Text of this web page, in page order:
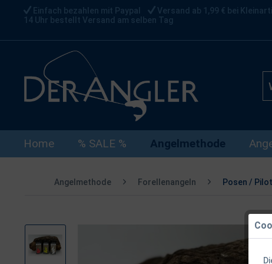
Einfach bezahlen mit Paypal Versand ab 1,99 € bei
14 Uhr bestellt Versand am selben Tag
Home % SALE % Angelmethode
Angelmethode Forellenangeln Posen / Pilot